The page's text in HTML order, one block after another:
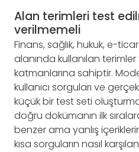
Alan terimleri test
verilmemeli
Finans, sağlık, hukuk, e-
alanında kullanılan terimler
katmanlarına sahiptir.
kullanıcı sorguları ve
küçük bir test seti
doğru dokümanın ilk
benzer ama yanlış
kısa sorguların nasıl